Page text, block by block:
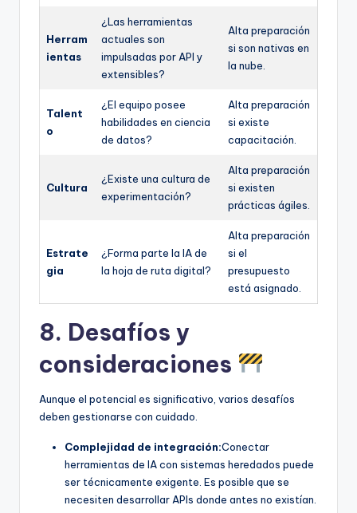
Herram
ientas
¿Las herramientas
actuales son
impulsadas por API y
extensibles?
Alta preparación
si son nativas en
la nube.
Talent
o
¿El equipo posee
habilidades en ciencia
de datos?
Alta preparación
si existe
capacitación.
Cultura
¿Existe una cultura de
experimentación?
Alta preparación
si existen
prácticas ágiles.
Estrate
gia
¿Forma parte la IA de
la hoja de ruta digital?
Alta preparación
si el
presupuesto
está asignado.
8. Desafíos y
consideraciones
Aunque el potencial es significativo, varios desafíos
deben gestionarse con cuidado.
Complejidad de integración:Conectar
herramientas de IA con sistemas heredados puede
ser técnicamente exigente. Es posible que se
necesiten desarrollar APIs donde antes no existían.